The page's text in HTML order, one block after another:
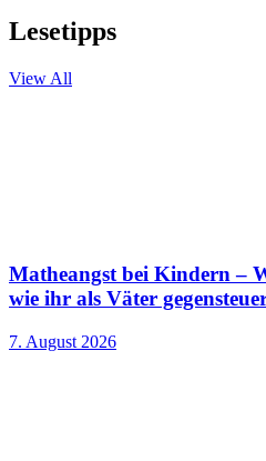
Lesetipps
View All
Matheangst bei Kindern –
wie ihr als Väter
7. August 2026